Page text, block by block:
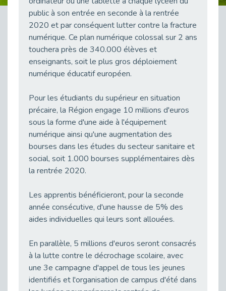
Sensibilisation des équipes de France Travail Antony à l’offre de services de Cap emploi
Publié le 19/02/2026
L’acculturation des collaborateurs de France Travail se poursuit sur les Hauts de Seine.
Publié le 19/02/2026
Publié le 18/02/2026
Châtillon : Un franc succès pour le forum « Réussir Sans Attendre »
Publié le 16/02/2026
Publié le 13/02/2026
Synergie entre Cap Emploi 92 et l'Espace Insertion de Boulogne
Publié le 12/02/2026
Prévention des TMS : les subventions du Fipu en 2026
Publié le 09/02/2026
Publié le 09/02/2026
Parler de son handicap en entretien d’embauche ne relève ni d’une obligation légale ni d’un aveu intime - vidéo
Publié le 09/02/2026
Quel salaire pour les alternants en 2026 ?
public à son entrée en seconde à la rentrée
2020 et par conséquent lutter contre la fracture
numérique. Ce plan numérique colossal sur 2 ans
touchera près de 340.000 élèves et
enseignants, soit le plus gros déploiement
numérique éducatif européen.
Pour les étudiants du supérieur en situation
précaire, la Région engage 10 millions d'euros
sous la forme d'une aide à l'équipement
numérique ainsi qu'une augmentation des
bourses dans les études du secteur sanitaire et
social, soit 1.000 bourses supplémentaires dès
la rentrée 2020.
Les apprentis bénéficieront, pour la seconde
année consécutive, d'une hausse de 5% des
aides individuelles qui leurs sont allouées.
En parallèle, 5 millions d'euros seront consacrés
à la lutte contre le décrochage scolaire, avec
une 3e campagne d'appel de tous les jeunes
identifiés et l'organisation de campus d'été dans